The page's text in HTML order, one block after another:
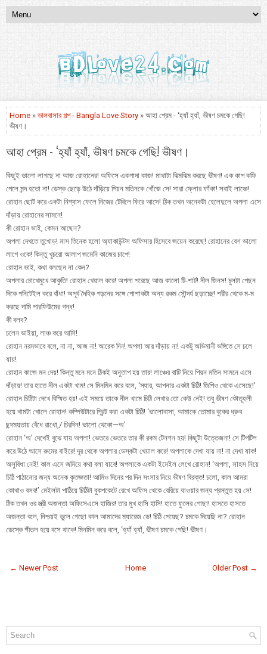
Home » ভালবাসার গল্প - Bangla Love Story » আহা প্রেম - ‘হ্যাঁ হ্যাঁ, ভীষণ চমকে গেছি!
ভীষণ।
আহা প্রেম - ‘হ্যাঁ হ্যাঁ, ভীষণ চমকে গেছি! ভীষণ।
কিছুই ভালো লাগছে না আজ রোহানের! অফিসে একগাদা কাজ! মাথাটা ঝিমঝিম করছে ভীষণ! এক কাপ কফি
পেলে মন্দ হতো না! ডেস্ক ছেড়ে উঠে দাঁড়িয়ে পিয়ন মতিনকে খোঁজে সে! সারা ফ্লোর ফাঁকা! সবাই লাঞ্চে!
রোহান ছোট করে একটা নিশ্বাস ফেলে নিজের টেবিলে ফিরে আসে! ঠিক তখন অনেকটা হেলেদুলে অপলা এসে
দাঁড়ায় রোহানের সামনে!
কী রোহান ভাই, কেমন আছেন?
অপলা দেখতে তুখোড়! মাস তিনেক হলো অ্যাকাউন্টস অফিসার হিসেবে জয়েন করেছে! রোহানের বেশ ভালো
লাগে ওকে! কিন্তু খুচরো আলাপ জমেনি কাজের চাপে!
রোহান ভাই, কথা বলছেন না কেন?
অপলার চোখেমুখে আকুতি! রোহান খেয়াল করে! অপলা পরেছে আজ কালো টি-শার্ট! নীল জিনস! চুলটা পেছন
দিকে পনিটেইল করে বাঁধা! অপূর্ব দৈহিক গড়নের সঙ্গে পোশাকটা অন্য রকম সৌন্দর্য ছড়াচ্ছে! শরীর থেকে ম-ম
করছে দামি পারফিউমের গন্ধ!
কী বলব?
চলেন ভাইয়া, লাঞ্চ করে আসি!
রোহান নরমভাবে বলে, না না, আজ না! আরেক দিন! অপলা আর দাঁড়ায় না! একটু অভিমানী ভঙ্গিতে সে চলে
যায়!
রোহান কাজে মন দেয়! কিন্তু মনে মনে ঠিকই অনুতাপ হয় তার! লাঞ্চের বাটি নিয়ে পিয়ন মতিন সামনে এসে
দাঁড়ায়! তার হাতে নীল একটা খাম! সে মিনমিন করে বলে, ‘স্যার, আপনার একটা চিঠি! জিপিও থেকে এসেছে!’
রোহান চিঠিটা দেখে বিস্মিত হয়! এই সময়ে তাকে নীল খামে চিঠি লেখার তো কেউ নেই! তবু ভীষণ কৌতূহলী
হয়ে খামটা খোলে রোহান! কম্পিউটারে প্রিন্ট করা একটা চিঠি! ‘ভালোবাসা, আমাকে তোমার বুকের ধ্রুব
ছন্দময়তায় বেঁধে রাখো,/ চিরদিন! ভালো থেকো—অ’
রোহান ‘অ’ দেখেই বুঝে যায় অপলা! ভেতরে ভেতরে তার কী রকম টেনশন হয়! কিছুটা উত্তেজনা! সে টিপটিপ
করে উঠে আসে রুমের বাইরে! দূর থেকে অপলার ডেস্কটা খেয়াল করে! অপলাকে দেখা যায় না! না দেখা যাক!
অসুবিধা নেই! কাল এসে জমিয়ে কথা বলা যাবে! অপলাকে একটা ইমেইল লেখে রোহান! ‘অপলা, সাহস নিয়ে
চিঠি পাঠানোর জন্য অনেক কৃতজ্ঞতা! আমিও দিনের পর দিন সংসার নিয়ে ভীষণ বিরক্ত! চলো, কাল আমরা
কোথাও বসব!’ মেইলটা পাঠিয়ে চিঠিটা বুকপকেটে রেখে অফিস থেকে বেরিয়ে যাওয়ার জন্য প্রস্তুত হয় সে!
ঠিক তখন ওর স্ত্রী অজন্তা অফিসেএসে হাজির! তার মুখ হাসি হাসি! হাতে ফুলের গোছা! হাসতে হাসতে
অজন্তা বলে, নিশ্চয়ই ভুলে গেছো কাল আমাদের ম্যারেজ ডে! চিঠি পেয়েছ? চমকে দিয়েছি না? রোহান
ডেস্কে শীতল হয়ে বসে থাকে! মিনমিন করে বলে, ‘হ্যাঁ হ্যাঁ, ভীষণ চমকে গেছি! ভীষণ।
← Newer Post Older Post →
Home